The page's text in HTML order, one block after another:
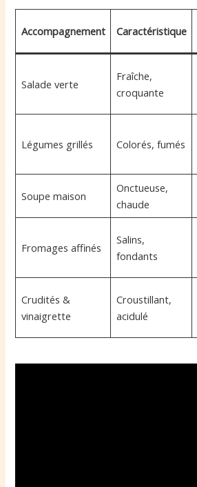
Accompagnement Caractéristique
Salade verte
Fraîche,
croquante
Légumes grillés Colorés, fumés
Soupe maison
Onctueuse,
chaude
Fromages affinés
Salins,
fondants
Crudités &
vinaigrette
Croustillant,
acidulé